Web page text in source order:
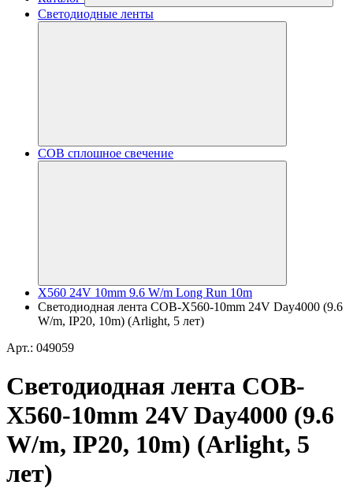
Светодиодные ленты
COB сплошное свечение
X560 24V 10mm 9.6 W/m Long Run 10m
Светодиодная лента COB-X560-10mm 24V Day4000 (9.6
W/m, IP20, 10m) (Arlight, 5 лет)
Арт.: 049059
Светодиодная лента COB-
X560-10mm 24V Day4000 (9.6
W/m, IP20, 10m) (Arlight, 5
лет)